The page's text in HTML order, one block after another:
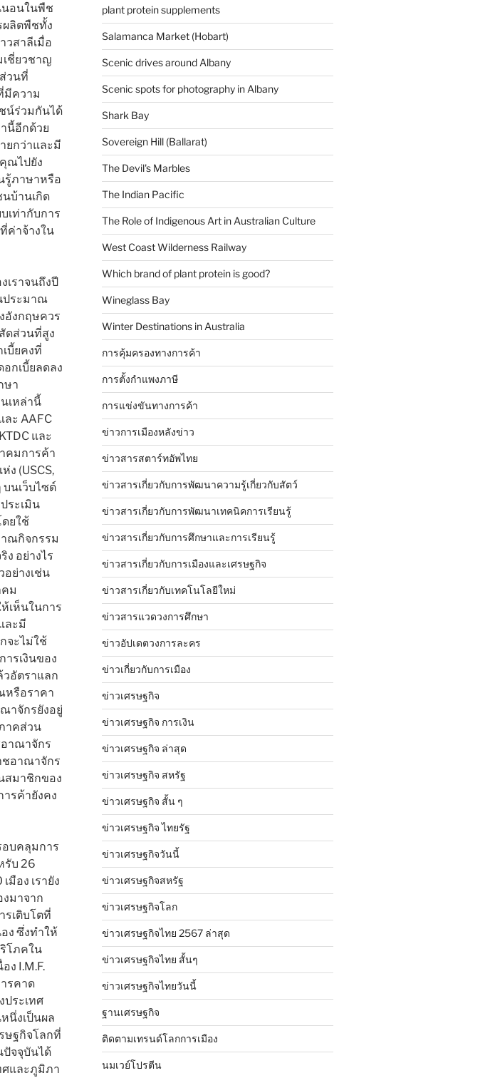
นอนในพืช
ผลิตพืชทั้ง
วสาลีเมื่อ
เชี่ยวชาญ
วนที่
มีความ
น์ร่วมกันได้
นี้อีกด้วย
ยกว่าและมี
ณไปยัง
รู้ภาษาหรือ
บ้านเกิด
เท่ากับการ
ค่าจ้างใน
เราจนถึงปี
ประมาณ
อังกฤษควร
ดส่วนที่สูง
บี้ยคงที่
กเบี้ยลดลง
ษา
เหล่านี้
ละ AAFC
และ
าคมการค้า
ง (USCS,
บนเว็บไซต์
ระเมิน
ยใช้
ณกิจกรรม
อย่างไร
อย่างเช่น
ม
เห็นในการ
ละมี
จะไม่ใช้
รเงินของ
วอัตราแลก
หรือราคา
าจักรยังอยู่
าคส่วน
าณาจักร
ชอาณาจักร
สมาชิกของ
รค้ายังคง
อบคลุมการ
รับ 26
อง เรายัง
มาจาก
รเติบโตที่
ง ซึ่งทำให้
โภคใน
ง I.M.F.
รคาด
ประเทศ
นึ่งเป็นผล
ษฐกิจโลกที่
ปัจจุบันได้
ศและภูมิภา
plant protein supplements
Salamanca Market (Hobart)
Scenic drives around Albany
Scenic spots for photography in Albany
Shark Bay
Sovereign Hill (Ballarat)
The Devil's Marbles
The Indian Pacific
The Role of Indigenous Art in Australian Culture
West Coast Wilderness Railway
Which brand of plant protein is good?
Wineglass Bay
Winter Destinations in Australia
การคุ้มครองทางการค้า
การตั้งกำแพงภาษี
การแข่งขันทางการค้า
ข่าวการเมืองหลังข่าว
ข่าวสารสตาร์ทอัพไทย
ข่าวสารเกี่ยวกับการพัฒนาความรู้เกี่ยวกับสัตว์
ข่าวสารเกี่ยวกับการพัฒนาเทคนิคการเรียนรู้
ข่าวสารเกี่ยวกับการศึกษาและการเรียนรู้
ข่าวสารเกี่ยวกับการเมืองและเศรษฐกิจ
ข่าวสารเกี่ยวกับเทคโนโลยีใหม่
ข่าวสารแวดวงการศึกษา
ข่าวอัปเดตวงการละคร
ข่าวเกี่ยวกับการเมือง
ข่าวเศรษฐกิจ
ข่าวเศรษฐกิจ การเงิน
ข่าวเศรษฐกิจ ล่าสุด
ข่าวเศรษฐกิจ สหรัฐ
ข่าวเศรษฐกิจ สั้น ๆ
ข่าวเศรษฐกิจ ไทยรัฐ
ข่าวเศรษฐกิจวันนี้
ข่าวเศรษฐกิจสหรัฐ
ข่าวเศรษฐกิจโลก
ข่าวเศรษฐกิจไทย 2567 ล่าสุด
ข่าวเศรษฐกิจไทย สั้นๆ
ข่าวเศรษฐกิจไทยวันนี้
ฐานเศรษฐกิจ
ติดตามเทรนด์โลกการเมือง
นมเวย์โปรตีน